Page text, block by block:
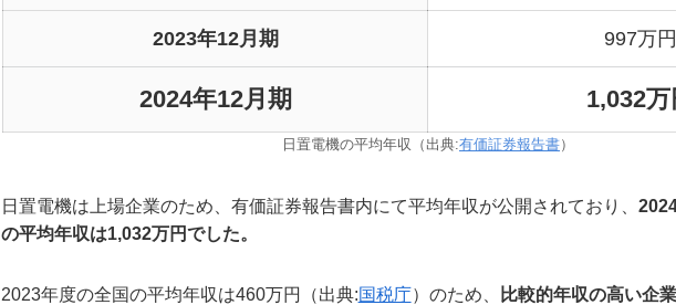
2023年12月期 997万円
2024年12月期 1,032万
日置電機の平均年収（出典:有価証券報告書）
日置電機は上場企業のため、有価証券報告書内にて平均年収が公開されており、
の平均年収は1,032万円でした。
2023年度の全国の平均年収は460万円（出典:国税庁）のため、 比較的年収の高い企業